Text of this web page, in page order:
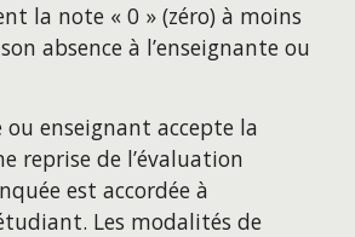
la note « 0 » (zéro) à moins
absence à l’enseignante ou
ou enseignant accepte la
reprise de l’évaluation
est accordée à
Les modalités de